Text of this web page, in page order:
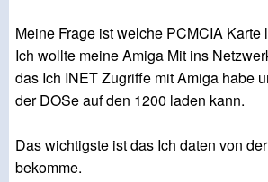
Meine Frage ist welche PCMCIA Karte
Ich wollte meine Amiga Mit ins
das Ich INET Zugriffe mit Amiga habe
der DOSe auf den 1200 laden kann.
Das wichtigste ist das Ich daten von
bekomme.